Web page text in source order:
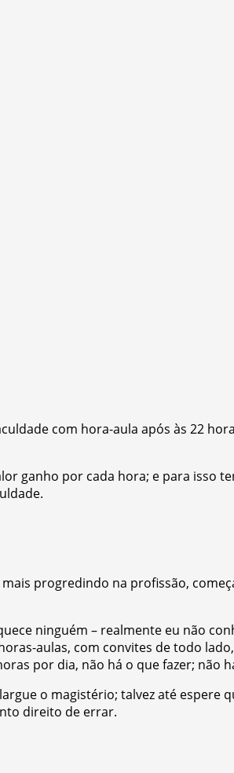
com hora-aula após às 22
ganho por cada hora; e para isso
progredindo na profissão,
ninguém – realmente eu não
aulas, com convites de todo
por dia, não há o que fazer; não
o magistério; talvez até espere
direito de errar.